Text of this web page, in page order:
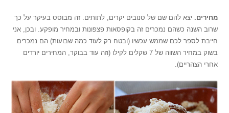
מחירים.יצא להם שם של סנובים יקרים, לתותים. זה מבוסס בעיקר על כך
שרוב השנה כשהם נמכרים זה בקופסאות פצפונות ובמחיר מופקע. ובכן, אני
חייבת לספר לכם שממש עכשיו (ובטח רק לעוד כמה שבועות) הם נמכרים
בשוק במחיר השווה של 7 שקלים לקילו (וזה עוד בבוקר, המחירים יורדים
אחרי הצהריים).